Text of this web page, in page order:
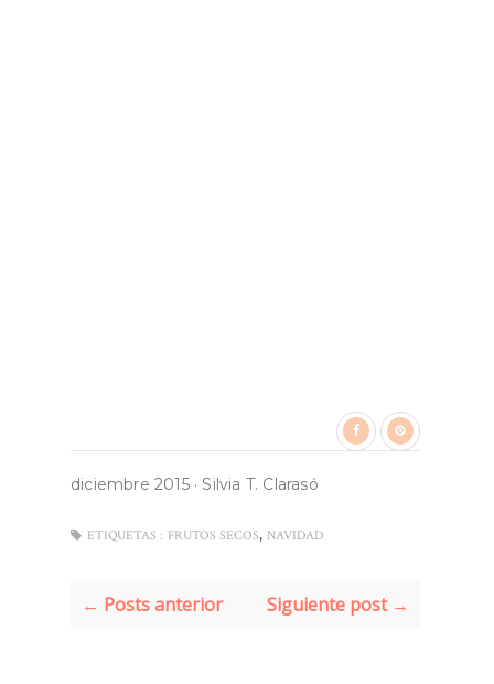
diciembre 2015· Silvia T. Clarasó
ETIQUETAS : FRUTOS SECOS, NAVIDAD
← Posts anterior Siguiente post →